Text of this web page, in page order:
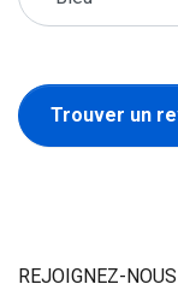
Trouver un
REJOIGNEZ-